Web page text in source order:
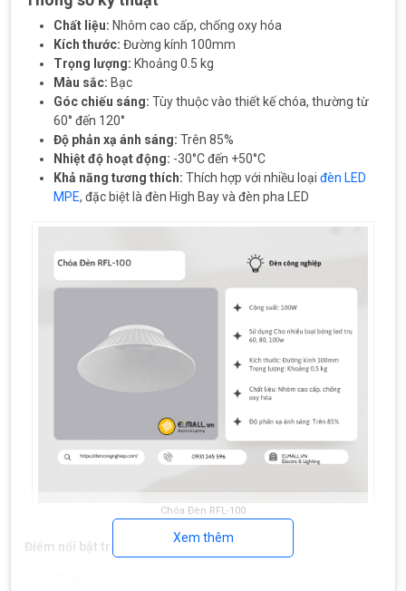
Chất liệu: Nhôm cao cấp, chống oxy hóa
Kích thước: Đường kính 100mm
Trọng lượng: Khoảng 0.5 kg
Màu sắc: Bạc
Góc chiếu sáng: Tùy thuộc vào thiết kế chóa, thường từ
60° đến 120°
Độ phản xạ ánh sáng: Trên 85%
Nhiệt độ hoạt động: -30°C đến +50°C
Khả năng tương thích: Thích hợp với nhiều loại đèn LED
MPE, đặc biệt là đèn High Bay và đèn pha LED
Chóa Đèn RFL-100
Điểm nổi bật trong thông số:
Xem thêm